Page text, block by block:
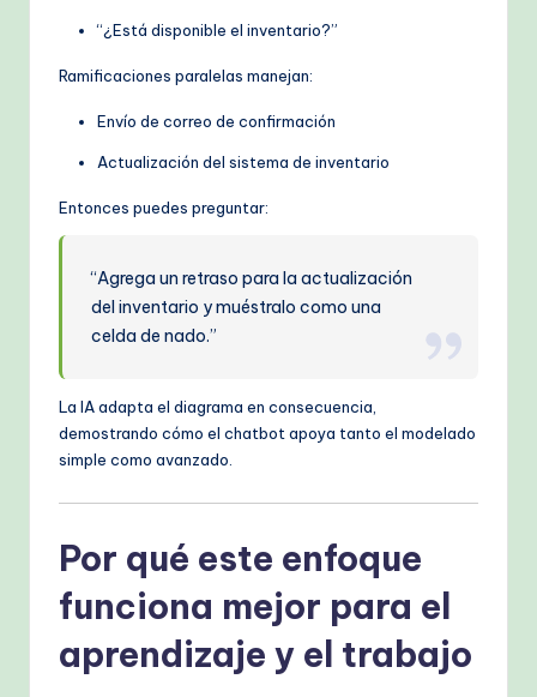
“¿Está disponible el inventario?”
Ramificaciones paralelas manejan:
Envío de correo de confirmación
Actualización del sistema de inventario
Entonces puedes preguntar:
“Agrega un retraso para la actualización
del inventario y muéstralo como una
celda de nado.”
La IA adapta el diagrama en consecuencia,
demostrando cómo el chatbot apoya tanto el modelado
simple como avanzado.
Por qué este enfoque
funciona mejor para el
aprendizaje y el trabajo